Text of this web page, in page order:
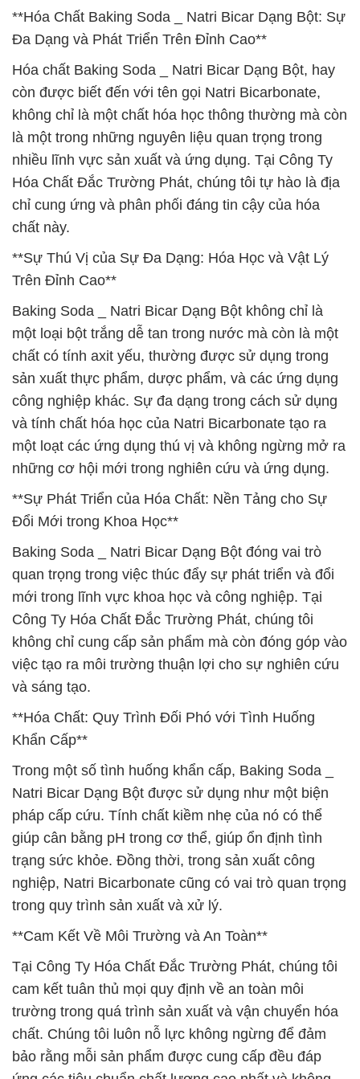
**Hóa Chất Baking Soda _ Natri Bicar Dạng Bột: Sự
Đa Dạng và Phát Triển Trên Đỉnh Cao**
Hóa chất Baking Soda _ Natri Bicar Dạng Bột, hay
còn được biết đến với tên gọi Natri Bicarbonate,
không chỉ là một chất hóa học thông thường mà còn
là một trong những nguyên liệu quan trọng trong
nhiều lĩnh vực sản xuất và ứng dụng. Tại Công Ty
Hóa Chất Đắc Trường Phát, chúng tôi tự hào là địa
chỉ cung ứng và phân phối đáng tin cậy của hóa
chất này.
**Sự Thú Vị của Sự Đa Dạng: Hóa Học và Vật Lý
Trên Đỉnh Cao**
Baking Soda _ Natri Bicar Dạng Bột không chỉ là
một loại bột trắng dễ tan trong nước mà còn là một
chất có tính axit yếu, thường được sử dụng trong
sản xuất thực phẩm, dược phẩm, và các ứng dụng
công nghiệp khác. Sự đa dạng trong cách sử dụng
và tính chất hóa học của Natri Bicarbonate tạo ra
một loạt các ứng dụng thú vị và không ngừng mở ra
những cơ hội mới trong nghiên cứu và ứng dụng.
**Sự Phát Triển của Hóa Chất: Nền Tảng cho Sự
Đổi Mới trong Khoa Học**
Baking Soda _ Natri Bicar Dạng Bột đóng vai trò
quan trọng trong việc thúc đẩy sự phát triển và đổi
mới trong lĩnh vực khoa học và công nghiệp. Tại
Công Ty Hóa Chất Đắc Trường Phát, chúng tôi
không chỉ cung cấp sản phẩm mà còn đóng góp vào
việc tạo ra môi trường thuận lợi cho sự nghiên cứu
và sáng tạo.
**Hóa Chất: Quy Trình Đối Phó với Tình Huống
Khẩn Cấp**
Trong một số tình huống khẩn cấp, Baking Soda _
Natri Bicar Dạng Bột được sử dụng như một biện
pháp cấp cứu. Tính chất kiềm nhẹ của nó có thể
giúp cân bằng pH trong cơ thể, giúp ổn định tình
trạng sức khỏe. Đồng thời, trong sản xuất công
nghiệp, Natri Bicarbonate cũng có vai trò quan trọng
trong quy trình sản xuất và xử lý.
**Cam Kết Về Môi Trường và An Toàn**
Tại Công Ty Hóa Chất Đắc Trường Phát, chúng tôi
cam kết tuân thủ mọi quy định về an toàn môi
trường trong quá trình sản xuất và vận chuyển hóa
chất. Chúng tôi luôn nỗ lực không ngừng để đảm
bảo rằng mỗi sản phẩm được cung cấp đều đáp